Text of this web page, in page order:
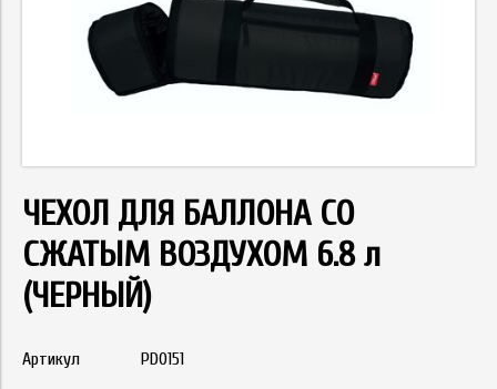
ЧЕХОЛ ДЛЯ БАЛЛОНА СО
СЖАТЫМ ВОЗДУХОМ 6.8 л
(ЧЕРНЫЙ)
Артикул PD0151